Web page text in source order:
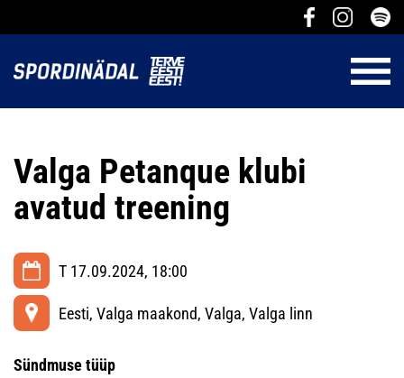
Valga Petanque klubi
avatud treening
T 17.09.2024, 18:00
Eesti, Valga maakond, Valga, Valga linn
Sündmuse tüüp